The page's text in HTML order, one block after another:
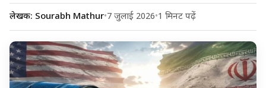
लेखक: Sourabh Mathur•7 जुलाई 2026•1 मिनट पढ़ें